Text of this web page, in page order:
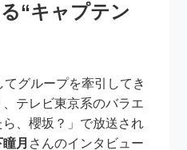
“キャプテン
グループを牽引してき
、テレビ東京系のバラエ
、櫻坂？」で放送され
月 さんのインタビュー